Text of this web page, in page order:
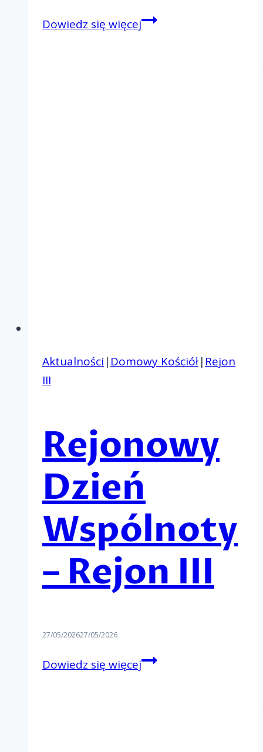
Dowiedz się więcejRekolekcje
Aktualności | Domowy Kościół| Rejon
III
Rejonowy
Dzień
Wspólnoty
– Rejon III
27/05/202627/05/2026
Dowiedz się więcejRejonowy